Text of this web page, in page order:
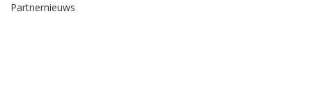
Partnernieuws